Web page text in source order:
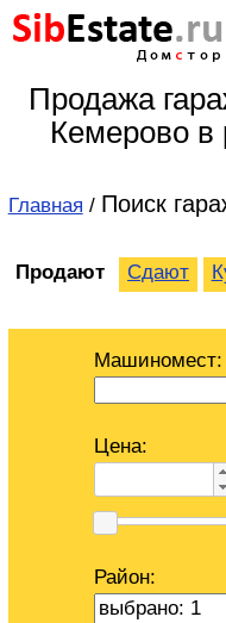
SibEstate.ru
стор
Продажа
Кемерово в
Главная / Поиск
Продают Сдают
Машиномест:
Цена:
Район: